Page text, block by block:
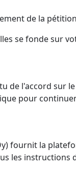
de la
se fonde sur
de l'accord sur
pour
fournit la
les instructions